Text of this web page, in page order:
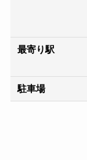
最寄り駅
駐車場